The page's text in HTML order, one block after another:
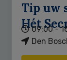
Tip uw
Hét09:00 -
Den